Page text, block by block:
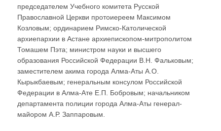
председателем Учебного комитета Русской
Православной Церкви протоиереем Максимом
Козловым; ординарием Римско-Католической
архиепархии в Астане архиепископом-митрополитом
Томашем Пэта; министром науки и высшего
образования Российской Федерации В.Н. Фальковым;
заместителем акима города Алма-Аты А.О.
Кырыкбаевым; генеральным консулом Российской
Федерации в Алма-Ате Е.П. Бобровым; начальником
департамента полиции города Алма-Аты генерал-
майором А.Р. Заппаровым.